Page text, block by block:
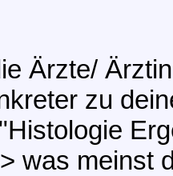
Ärzte/
zu
was meinst